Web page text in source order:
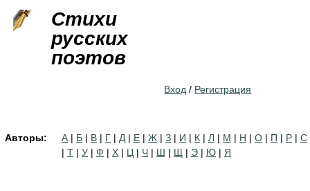
Стихи
русских
поэтов
Вход / Регистрация
Авторы: А | Б | В | Г | Д | Е | Ж | З | И | К | Л | М | Н | О | П | Р | С
| Т | У | Ф | Х | Ц | Ч | Ш | Щ | Э | Ю | Я